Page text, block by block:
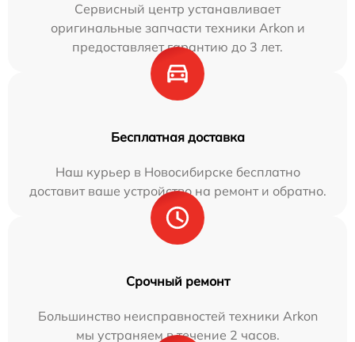
Сервисный центр устанавливает
оригинальные запчасти техники Arkon и
предоставляет гарантию до 3 лет.
Бесплатная доставка
Наш курьер в Новосибирске бесплатно
доставит ваше устройство на ремонт и обратно.
Срочный ремонт
Большинство неисправностей техники Arkon
мы устраняем в течение 2 часов.